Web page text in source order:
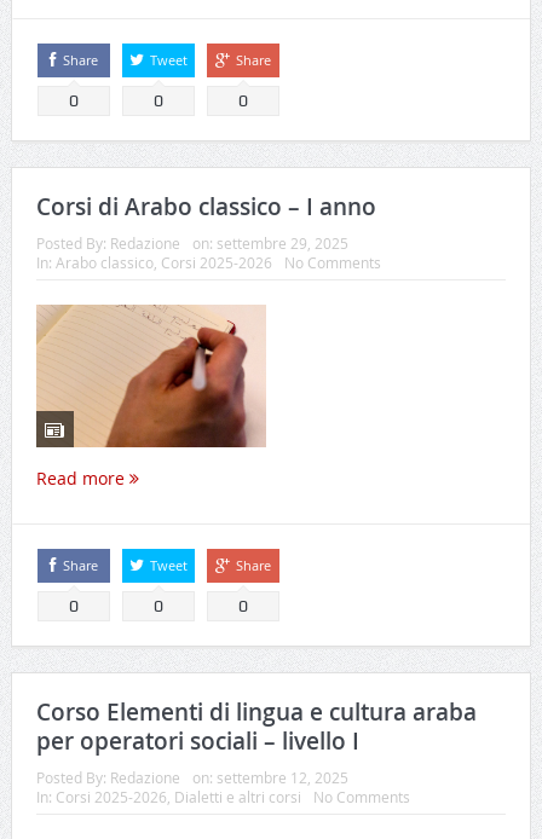
Share
0
Tweet
0
Share
0
Corsi di Arabo classico – I anno
Posted By: Redazione on: settembre 29, 2025
In: Arabo classico, Corsi 2025-2026 No Comments
Read more
Share
0
Tweet
0
Share
0
Corso Elementi di lingua e cultura araba
per operatori sociali – livello I
Posted By: Redazione on: settembre 12, 2025
In: Corsi 2025-2026, Dialetti e altri corsi No Comments